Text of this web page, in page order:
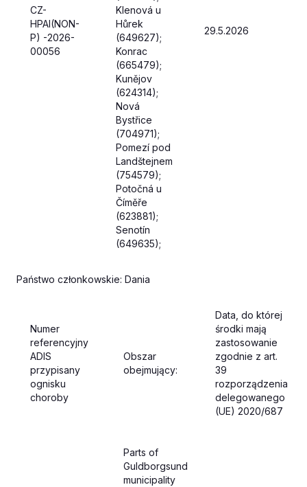
CZ-
HPAI(NON-
P) -2026-
00056
Klenová u
Hůrek
(649627);
Konrac
(665479);
Kunějov
(624314);
Nová
Bystřice
(704971);
Pomezí pod
Landštejnem
(754579);
Potočná u
Číměře
(623881);
Senotín
(649635);
29.5.2026
Państwo członkowskie: Dania
Numer
referencyjny
ADIS
przypisany
ognisku
choroby
Obszar
obejmujący:
Data, do której
środki mają
zastosowanie
zgodnie z art.
39
rozporządzenia
delegowanego
(UE) 2020/687
Parts of
Guldborgsund
municipality